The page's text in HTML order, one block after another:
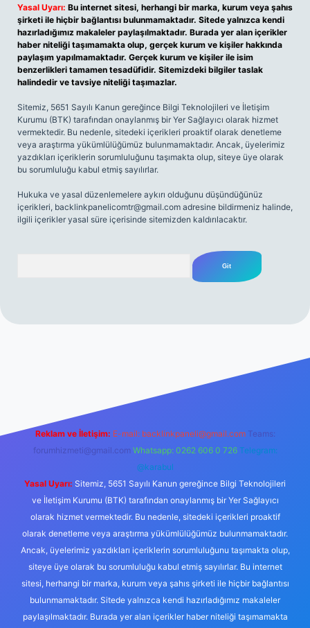
Yasal Uyarı: Bu internet sitesi, herhangi bir marka, kurum veya şahıs
şirketi ile hiçbir bağlantısı bulunmamaktadır. Sitede yalnızca kendi
hazırladığımız makaleler paylaşılmaktadır. Burada yer alan içerikler
haber niteliği taşımamakta olup, gerçek kurum ve kişiler hakkında
paylaşım yapılmamaktadır. Gerçek kurum ve kişiler ile isim
benzerlikleri tamamen tesadüfidir. Sitemizdeki bilgiler taslak
halindedir ve tavsiye niteliği taşımazlar.
Sitemiz, 5651 Sayılı Kanun gereğince Bilgi Teknolojileri ve İletişim
Kurumu (BTK) tarafından onaylanmış bir Yer Sağlayıcı olarak hizmet
vermektedir. Bu nedenle, sitedeki içerikleri proaktif olarak denetleme
veya araştırma yükümlülüğümüz bulunmamaktadır. Ancak, üyelerimiz
yazdıkları içeriklerin sorumluluğunu taşımakta olup, siteye üye olarak
bu sorumluluğu kabul etmiş sayılırlar.
Hukuka ve yasal düzenlemelere aykırı olduğunu düşündüğünüz
içerikleri, backlinkpanelicomtr@gmail.com adresine bildirmeniz halinde,
ilgili içerikler yasal süre içerisinde sitemizden kaldırılacaktır.
Reklam ve İletişim: E-mail: backlinkpaneli@gmail.com Teams:
forumhizmeti@gmail.com Whatsapp: 0262 606 0 726 Telegram:
@karabul
Yasal Uyarı: Sitemiz, 5651 Sayılı Kanun gereğince Bilgi Teknolojileri
ve İletişim Kurumu (BTK) tarafından onaylanmış bir Yer Sağlayıcı
olarak hizmet vermektedir. Bu nedenle, sitedeki içerikleri proaktif
olarak denetleme veya araştırma yükümlülüğümüz bulunmamaktadır.
Ancak, üyelerimiz yazdıkları içeriklerin sorumluluğunu taşımakta olup,
siteye üye olarak bu sorumluluğu kabul etmiş sayılırlar. Bu internet
sitesi, herhangi bir marka, kurum veya şahıs şirketi ile hiçbir bağlantısı
bulunmamaktadır. Sitede yalnızca kendi hazırladığımız makaleler
paylaşılmaktadır. Burada yer alan içerikler haber niteliği taşımamakta